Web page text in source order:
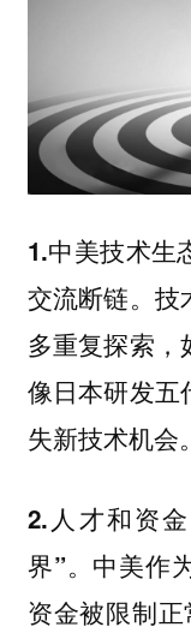
1.中美技术生
交流断链。 技
多重复探索，
像日本研发五
失新技术机会。
2.人才和资
界”。 中美作
资金被限制